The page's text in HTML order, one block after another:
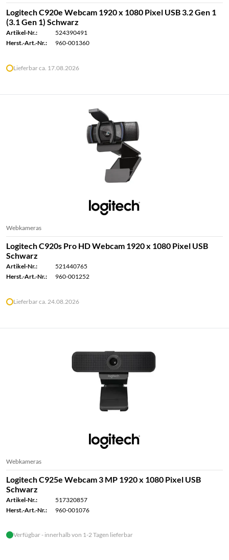
Logitech C920e Webcam 1920 x 1080 Pixel USB 3.2 Gen 1
(3.1 Gen 1) Schwarz
Artikel-Nr.:
524390491
Herst.-Art.-Nr.:
960-001360
Lieferbar ca. 17.08.2026
Webkameras
Logitech C920s Pro HD Webcam 1920 x 1080 Pixel USB
Schwarz
Artikel-Nr.:
521440765
Herst.-Art.-Nr.:
960-001252
Lieferbar ca. 24.08.2026
Webkameras
Logitech C925e Webcam 3 MP 1920 x 1080 Pixel USB
Schwarz
Artikel-Nr.:
517320857
Herst.-Art.-Nr.:
960-001076
Verfügbar - innerhalb von 1-2 Tagen lieferbar